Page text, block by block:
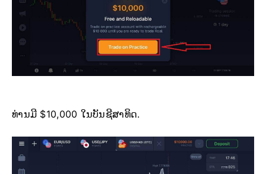
ທ່ານມີ $10,000 ໃນບັນຊີສາທິດ.